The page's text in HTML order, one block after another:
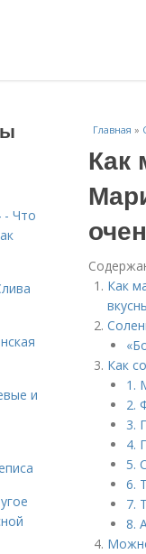
Главная »
Как
Как
Как
1.
2.
3.
4.
5.
6.
7.
8.
- Что
и